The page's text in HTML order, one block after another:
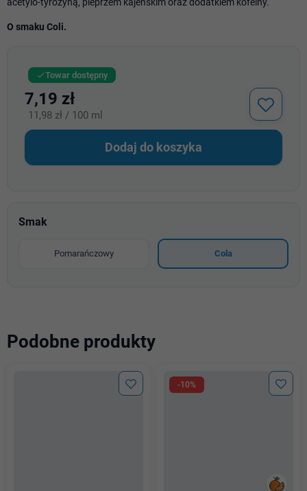
O smaku Coli.
Towar dostępny
7,19 zł
11,98 zł / 100 ml
Dodaj do koszyka
Smak
Pomarańczowy Cola
Podobne produkty
-10%